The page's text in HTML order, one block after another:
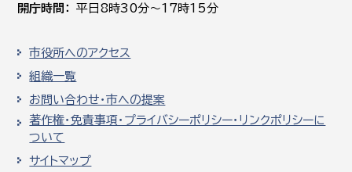
開庁時間
平日8時30分～17時15分
市役所へのアクセス
組織一覧
お問い合わせ・市への提案
著作権・免責事項・プライバシーポリシー・リンクポリシーに
ついて
サイトマップ